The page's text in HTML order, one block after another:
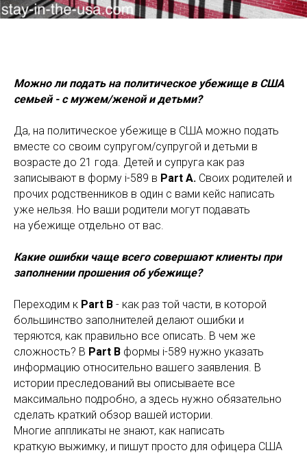
Можно ли подать на политическое убежище в США
семьей - с мужем/женой и детьми?
Да, на политическое убежище в США можно подать
вместе со своим супругом/супругой и детьми в
возрасте до 21 года. Детей и супруга как раз
записывают в форму i-589 в Part A. Своих родителей и
прочих родственников в один с вами кейс написать
уже нельзя. Но ваши родители могут подавать
на убежище отдельно от вас.
Какие ошибки чаще всего совершают клиенты при
заполнении прошения об убежище?
Переходим к Part B - как раз той части, в которой
большинство заполнителей делают ошибки и
теряются, как правильно все описать. В чем же
сложность? В Part B формы i-589 нужно указать
информацию относительно вашего заявления. В
истории преследований вы описываете все
максимально подробно, а здесь нужно обязательно
сделать краткий обзор вашей истории.
Многие аппликаты не знают, как написать
краткую выжимку, и пишут просто для офицера США